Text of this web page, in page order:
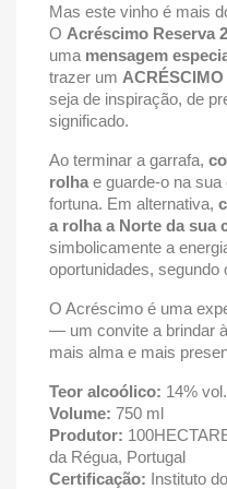
Mas este vinho é mais
O Acréscimo Reserva
uma mensagem
trazer um
seja de inspiração, de
significado.
Ao terminar a garrafa,
rolha e guarde-o na
fortuna. Em alternativa,
a rolha a Norte da sua
simbolicamente a
oportunidades, segundo
O Acréscimo é uma
— um convite a brindar
mais alma e mais
Teor alcoólico: 14% vol.
Volume: 750 ml
Produtor:
da Régua, Portugal
Certificação: Instituto